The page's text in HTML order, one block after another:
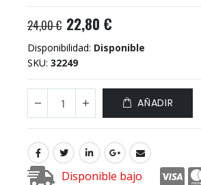
24,00 € 22,80 €
Disponibilidad: Disponible
SKU 32249
AÑADIR
Disponible bajo